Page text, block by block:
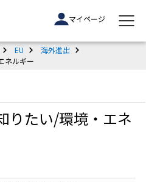
マイページ
EU
海外進出
ネルギー
りたい/環境・エネ